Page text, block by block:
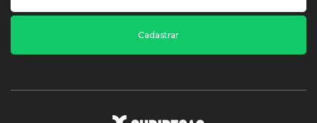
Cadastrar